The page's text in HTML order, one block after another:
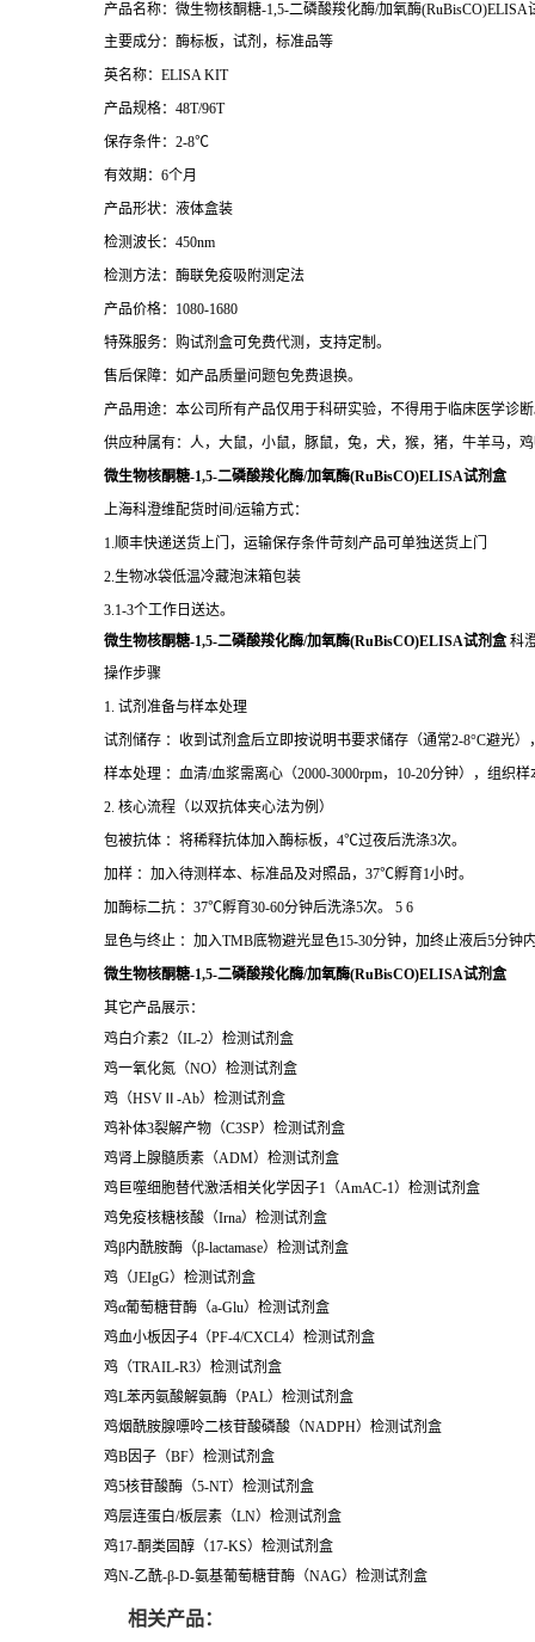
产品名称：微生物核酮糖-1,5-二磷酸羧化酶/加氧酶(RuBisCO)ELISA
主要成分：酶标板，试剂，标准品等
英名称：ELISA KIT
产品规格：48T/96T
保存条件：2-8℃
有效期：6个月
产品形状：液体盒装
检测波长：450nm
检测方法：酶联免疫吸附测定法
产品价格：1080-1680
特殊服务：购试剂盒可免费代测，支持定制。
售后保障：如产品质量问题包免费退换。
产品用途：本公司所有产品仅用于科研实验，不得用于临床医学诊
供应种属有：人，大鼠，小鼠，豚鼠，兔，犬，猴，猪，牛羊马，
微生物核酮糖-1,5-二磷酸羧化酶/加氧酶(RuBisCO)ELISA试剂盒
上海科澄维配货时间/运输方式：
1.顺丰快递送货上门，运输保存条件苛刻产品可单独送货上门
2.生物冰袋低温冷藏泡沫箱包装
3.1-3个工作日送达。
微生物核酮糖-1,5-二磷酸羧化酶/加氧酶(RuBisCO)ELISA试剂盒 科
操作步骤
1. 试剂准备与样本处理
试剂储存 ：收到试剂盒后立即按说明书要求储存（通常2-8°C避光
样本处理 ：血清/血浆需离心（2000-3000rpm，10-20分钟），组织
2. 核心流程（以双抗体夹心法为例）
包被抗体 ：将稀释抗体加入酶标板，4℃过夜后洗涤3次。
加样 ：加入待测样本、标准品及对照品，37℃孵育1小时。
加酶标二抗 ：37℃孵育30-60分钟后洗涤5次。 5 6
显色与终止 ：加入TMB底物避光显色15-30分钟，加终止液后5分钟
微生物核酮糖-1,5-二磷酸羧化酶/加氧酶(RuBisCO)ELISA试剂盒
其它产品展示：
鸡白介素2 （IL-2）检测试剂盒
鸡一氧化氮（NO）检测试剂盒
鸡 （HSV -Ab）检测试剂盒
鸡补体3裂解产物（C3SP）检测试剂盒
鸡肾上腺髓质素（ADM）检测试剂盒
鸡巨噬细胞替代激活相关化学因子1 （AmAC-1）检测试剂盒
鸡免疫核糖核酸（Irna）检测试剂盒
鸡β内酰胺酶 （β-lactamase）检测试剂盒
鸡 （JEIgG）检测试剂盒
鸡α葡萄糖苷酶 （a-Glu）检测试剂盒
鸡血小板因子4 （PF-4/CXCL4）检测试剂盒
鸡 （TRAIL-R3）检测试剂盒
鸡L苯丙氨酸解氨酶（PAL）检测试剂盒
鸡烟酰胺腺嘌呤二核苷酸磷酸（NADPH）检测试剂盒
鸡B因子（BF）检测试剂盒
鸡5核苷酸酶（5-NT）检测试剂盒
鸡层连蛋白/板层素（LN）检测试剂盒
鸡17-酮类固醇（17-KS）检测试剂盒
鸡N-乙酰-β-D-氨基葡萄糖苷酶（NAG）检测试剂盒
相关产品：